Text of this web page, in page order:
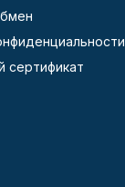
сертификат